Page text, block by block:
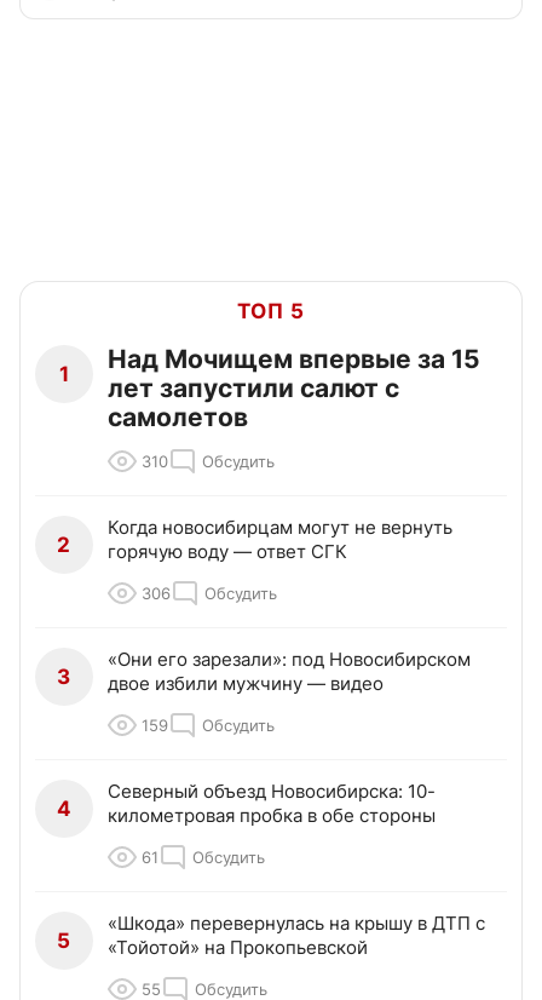
ТОП 5
1
Над Мочищем впервые за 15
лет запустили салют с
самолетов
310 Обсудить
2
Когда новосибирцам могут не вернуть
горячую воду — ответ СГК
306 Обсудить
3
«Они его зарезали»: под Новосибирском
двое избили мужчину — видео
159 Обсудить
4
Северный объезд Новосибирска: 10-
километровая пробка в обе стороны
61 Обсудить
5
«Шкода» перевернулась на крышу в ДТП с
«Тойотой» на Прокопьевской
55 Обсудить